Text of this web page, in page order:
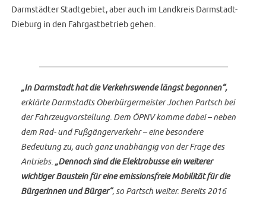
Darmstädter Stadtgebiet, aber auch im Landkreis Darmstadt-
Dieburg in den Fahrgastbetrieb gehen.
„In Darmstadt hat die Verkehrswende längst begonnen“,
erklärte Darmstadts Oberbürgermeister Jochen Partsch bei
der Fahrzeugvorstellung. Dem ÖPNV komme dabei – neben
dem Rad- und Fußgängerverkehr – eine besondere
Bedeutung zu, auch ganz unabhängig von der Frage des
Antriebs. „Dennoch sind die Elektrobusse ein weiterer
wichtiger Baustein für eine emissionsfreie Mobilität für die
Bürgerinnen und Bürger“, so Partsch weiter. Bereits 2016